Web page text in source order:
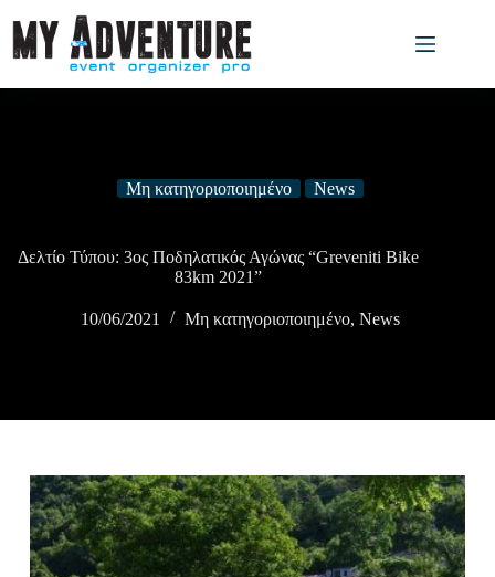
Μη κατηγοριοποιημένο News
Δελτίο Τύπου: 3ος Ποδηλατικός Αγώνας “Greveniti Bike
83km 2021”
10/06/2021 Μη κατηγοριοποιημένο, News